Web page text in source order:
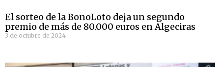
El sorteo de la BonoLoto deja un segundo
premio de más de 80.000 euros en Algeciras
3 de octubre de 2024